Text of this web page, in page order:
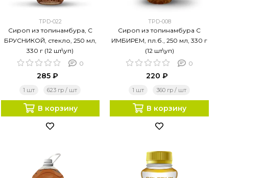
TPD-022
Сироп из топинамбура, С
БРУСНИКОЙ, стекло, 250 мл,
330 г (12 шт\уп)
0
285 ₽
1 шт 623 гр / шт
В корзину
TPD-008
Сироп из топинамбура С
ИМБИРЕМ, пл.б., 250 мл, 330 г
(12 шт\уп)
0
220 ₽
1 шт 360 гр / шт
В корзину